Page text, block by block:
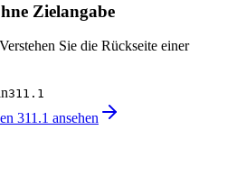
Zielangabe
Sie die Rückseite einer
311.1
311.1 ansehen